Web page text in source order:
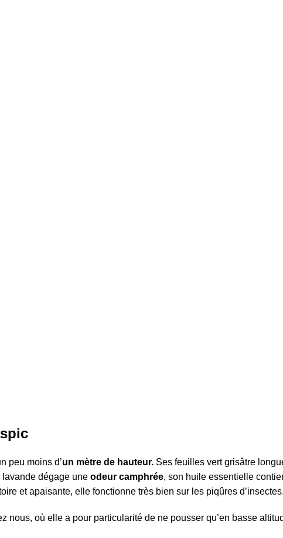
peu moins d’un mètre de hauteur. Ses feuilles vert grisâtre
lavande dégage une odeur camphrée, son huile essentielle
et apaisante, elle fonctionne très bien sur les piqûres d’insectes.
nous, où elle a pour particularité de ne pousser qu’en basse